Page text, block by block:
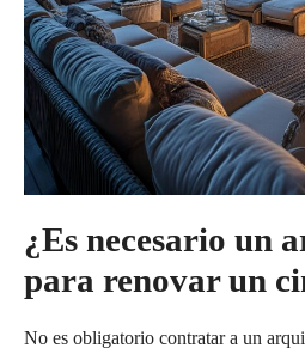
¿Es necesario un
para renovar un
No es obligatorio contratar a un